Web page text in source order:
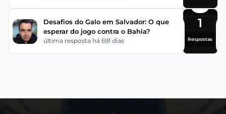
Desafios do Galo em Salvador: O que
esperar do jogo contra o Bahia?
última resposta há 691 dias
1
Respostas